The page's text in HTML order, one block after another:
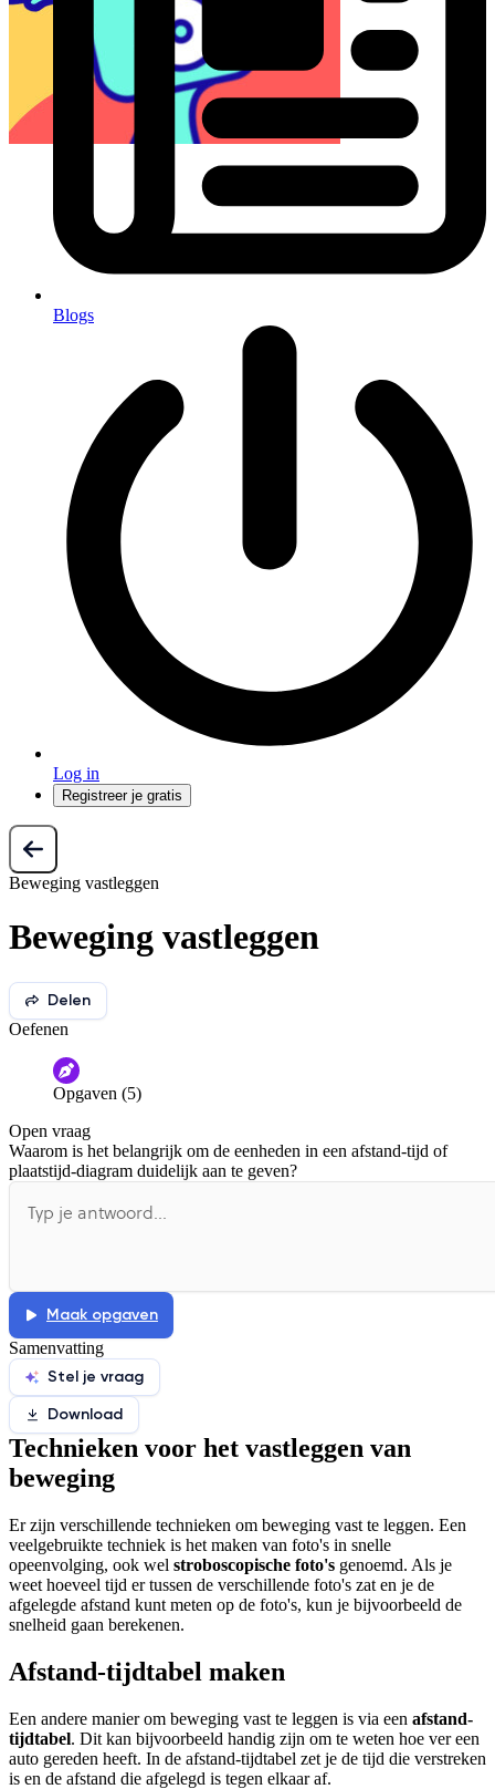
Blogs
Log in
Registreer je gratis
Beweging vastleggen
Beweging vastleggen
Delen
Oefenen
Opgaven (5)
Open vraag
Waarom is het belangrijk om de eenheden in een afstand-tijd of
plaatstijd-diagram duidelijk aan te geven?
Maak opgaven
Samenvatting
Stel je vraag
Download
Technieken voor het vastleggen van
beweging
Er zijn verschillende technieken om beweging vast te leggen. Een
veelgebruikte techniek is het maken van foto's in snelle
opeenvolging, ook wel stroboscopische foto's genoemd. Als je
weet hoeveel tijd er tussen de verschillende foto's zat en je de
afgelegde afstand kunt meten op de foto's, kun je bijvoorbeeld de
snelheid gaan berekenen.
Afstand-tijdtabel maken
Een andere manier om beweging vast te leggen is via een afstand-
tijdtabel. Dit kan bijvoorbeeld handig zijn om te weten hoe ver een
auto gereden heeft. In de afstand-tijdtabel zet je de tijd die verstreken
is en de afstand die afgelegd is tegen elkaar af.